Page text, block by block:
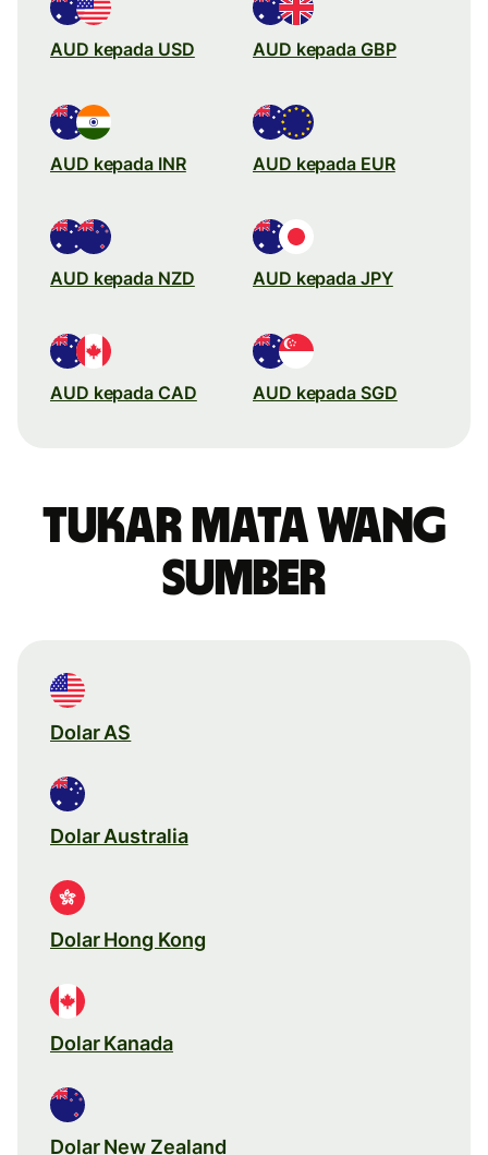
AUD kepada USD AUD kepada GBP
AUD kepada INR AUD kepada EUR
AUD kepada NZD AUD kepada JPY
AUD kepada CAD AUD kepada SGD
Tukar mata wang
sumber
Dolar AS
Dolar Australia
Dolar Hong Kong
Dolar Kanada
Dolar New Zealand